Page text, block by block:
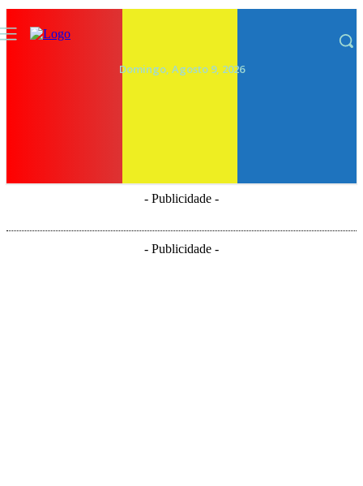
Domingo, Agosto 9, 2026
- Publicidade -
- Publicidade -